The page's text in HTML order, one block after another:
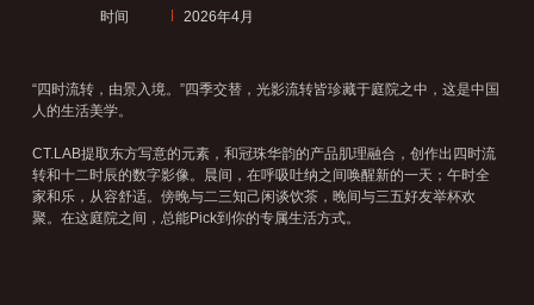
“四时流转，由景入境。”四季交替，光影流转皆珍藏于庭院之中，这是中国
人的生活美学。
CT.LAB提取东方写意的元素，和冠珠华韵的产品肌理融合，创作出四时流
转和十二时辰的数字影像。晨间，在呼吸吐纳之间唤醒新的一天；午时全
家和乐，从容舒适。傍晚与二三知己闲谈饮茶，晚间与三五好友举杯欢
聚。在这庭院之间，总能Pick到你的专属生活方式。
时间
2026年4月